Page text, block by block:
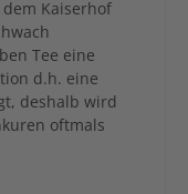
Kaiserhof
Tee eine
d.h. eine
deshalb wird
oftmals